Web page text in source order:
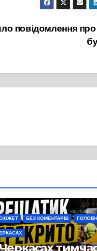
повідомлення про
СЮЖЕТ БЕЗ КОМЕНТАРІВ